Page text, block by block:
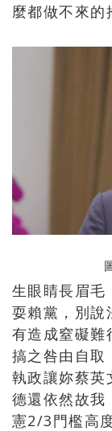
麼都做不來的
生眼睛長眉毛
耍賴黨，別說
有造成窒礙難
搞之咎由自取
執政讓妳蔡英
德還依然故我
憲2/3門檻高